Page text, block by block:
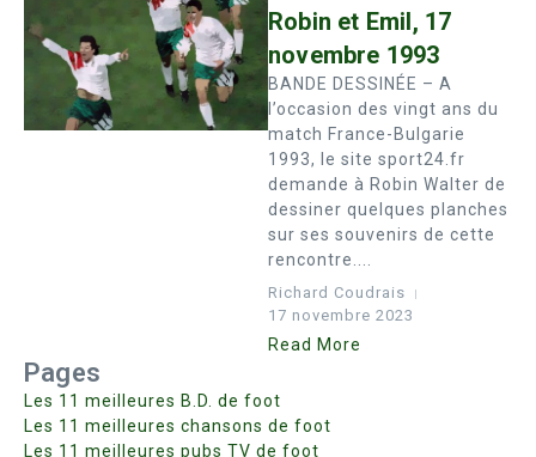
Robin et Emil, 17
novembre 1993
BANDE DESSINÉE – A
l’occasion des vingt ans du
match France-Bulgarie
1993, le site sport24.fr
demande à Robin Walter de
dessiner quelques planches
sur ses souvenirs de cette
rencontre....
Richard Coudrais
17 novembre 2023
Read More
Pages
Les 11 meilleures B.D. de foot
Les 11 meilleures chansons de foot
Les 11 meilleures pubs TV de foot